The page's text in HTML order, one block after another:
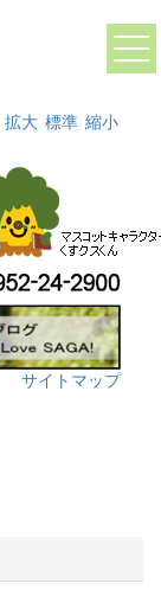
拡大 標準 縮小
サイトマップ